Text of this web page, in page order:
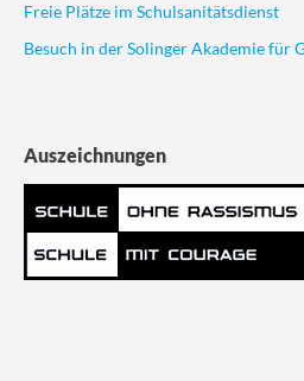
Freie Plätze im Schulsanitätsdienst
Besuch in der Solinger Akademie für
Auszeichnungen